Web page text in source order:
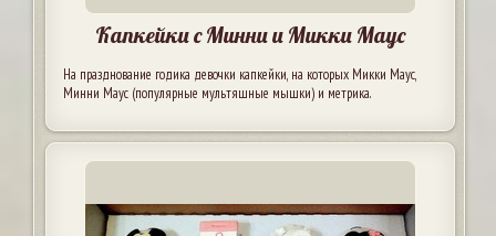
Капкейки с Минни и Микки Маус
На празднование годика девочки капкейки, на которых Микки Маус,
Минни Маус (популярные мультяшные мышки) и метрика.